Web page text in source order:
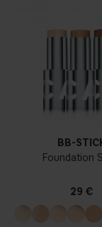
BB-
Foundation
29 €